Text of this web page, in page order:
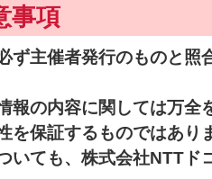
事項
ず主催者発行のものと照
報の内容に関しては万全
を保証するものではあり
いても、株式会社NTTド